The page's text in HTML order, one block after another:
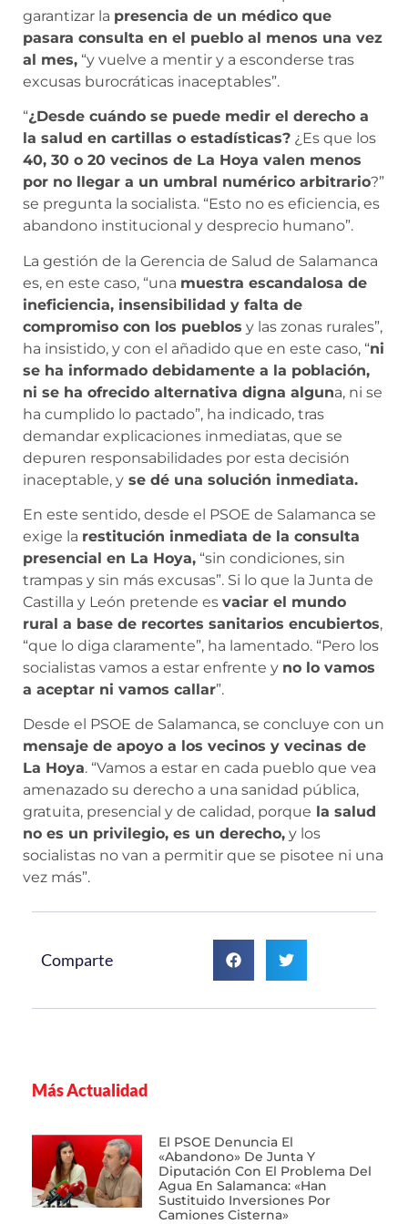
garantizar la presencia de un médico que
pasara consulta en el pueblo al menos una vez
al mes, “y vuelve a mentir y a esconderse tras
excusas burocráticas inaceptables”.
“¿Desde cuándo se puede medir el derecho a
la salud en cartillas o estadísticas? ¿Es que los
40, 30 o 20 vecinos de La Hoya valen menos
por no llegar a un umbral numérico arbitrario?”
se pregunta la socialista. “Esto no es eficiencia, es
abandono institucional y desprecio humano”.
La gestión de la Gerencia de Salud de Salamanca
es, en este caso, “una muestra escandalosa de
ineficiencia, insensibilidad y falta de
compromiso con los pueblos y las zonas rurales”,
ha insistido, y con el añadido que en este caso, “ni
se ha informado debidamente a la población,
ni se ha ofrecido alternativa digna alguna, ni se
ha cumplido lo pactado”, ha indicado, tras
demandar explicaciones inmediatas, que se
depuren responsabilidades por esta decisión
inaceptable, y se dé una solución inmediata.
En este sentido, desde el PSOE de Salamanca se
exige la restitución inmediata de la consulta
presencial en La Hoya, “sin condiciones, sin
trampas y sin más excusas”. Si lo que la Junta de
Castilla y León pretende es vaciar el mundo
rural a base de recortes sanitarios encubiertos,
“que lo diga claramente”, ha lamentado. “Pero los
socialistas vamos a estar enfrente y no lo vamos
a aceptar ni vamos callar”.
Desde el PSOE de Salamanca, se concluye con un
mensaje de apoyo a los vecinos y vecinas de
La Hoya. “Vamos a estar en cada pueblo que vea
amenazado su derecho a una sanidad pública,
gratuita, presencial y de calidad, porque la salud
no es un privilegio, es un derecho, y los
socialistas no van a permitir que se pisotee ni una
vez más”.
Comparte
Más Actualidad
El PSOE Denuncia El
«abandono» De Junta Y
Diputación Con El Problema Del
Agua En Salamanca: «Han
Sustituido Inversiones Por
Camiones Cisterna»